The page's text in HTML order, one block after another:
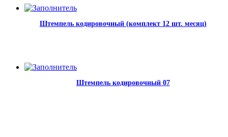
Штемпель кодировочный (комплект 12 шт. месяц)
Штемпель кодировочный 07